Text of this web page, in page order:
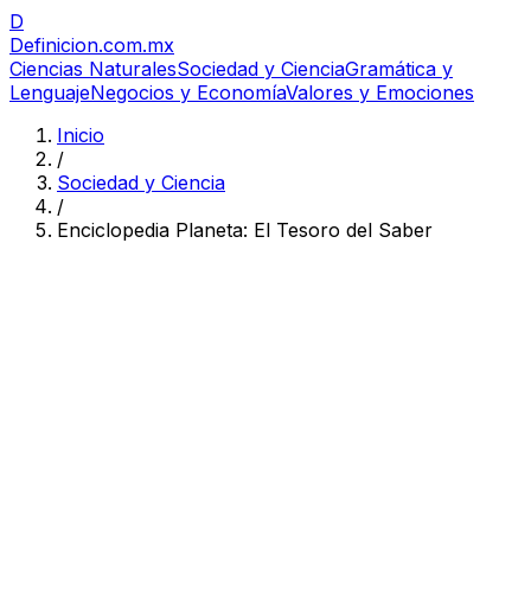
D
Definicion.com.mx
Ciencias NaturalesSociedad y CienciaGramática y
LenguajeNegocios y EconomíaValores y Emociones
Inicio
/
Sociedad y Ciencia
/
Enciclopedia Planeta: El Tesoro del Saber